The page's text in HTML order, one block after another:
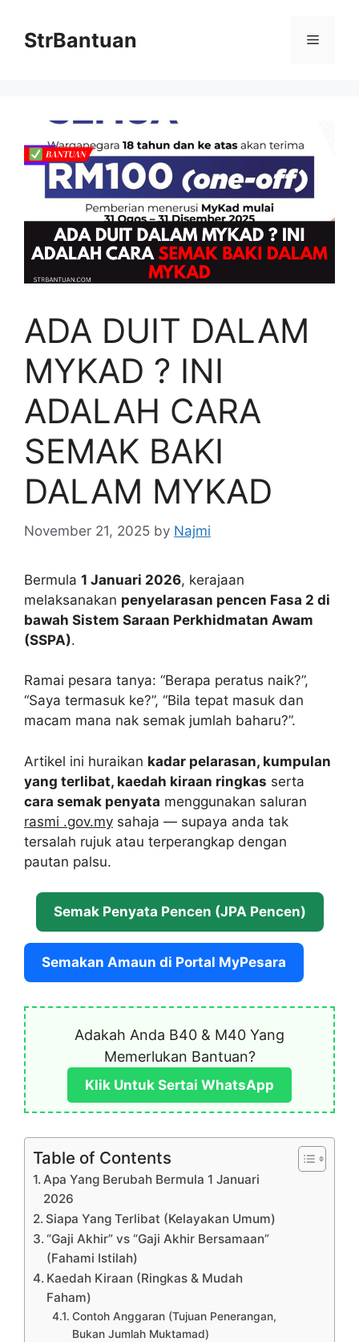
contentStrBantuan Menu
ADA DUIT DALAM
MYKAD ? INI
ADALAH CARA
SEMAK BAKI
DALAM MYKAD
November 21, 2025 by Najmi
Bermula 1 Januari 2026, kerajaan
melaksanakan penyelarasan pencen Fasa 2 di
bawah Sistem Saraan Perkhidmatan Awam
(SSPA).
Ramai pesara tanya: “Berapa peratus naik?”,
“Saya termasuk ke?”, “Bila tepat masuk dan
macam mana nak semak jumlah baharu?”.
Artikel ini huraikan kadar pelarasan, kumpulan
yang terlibat, kaedah kiraan ringkas serta
cara semak penyata menggunakan saluran
rasmi .gov.my sahaja — supaya anda tak
tersalah rujuk atau terperangkap dengan
pautan palsu.
Semak Penyata Pencen (JPA Pencen)
Semakan Amaun di Portal MyPesara
Adakah Anda B40 & M40 Yang
Memerlukan Bantuan?
Klik Untuk Sertai WhatsApp
Table of Contents
Apa Yang Berubah Bermula 1 Januari
2026
Siapa Yang Terlibat (Kelayakan Umum)
“Gaji Akhir” vs “Gaji Akhir Bersamaan”
(Fahami Istilah)
Kaedah Kiraan (Ringkas & Mudah
Faham)
Contoh Anggaran (Tujuan Penerangan,
Bukan Jumlah Muktamad)